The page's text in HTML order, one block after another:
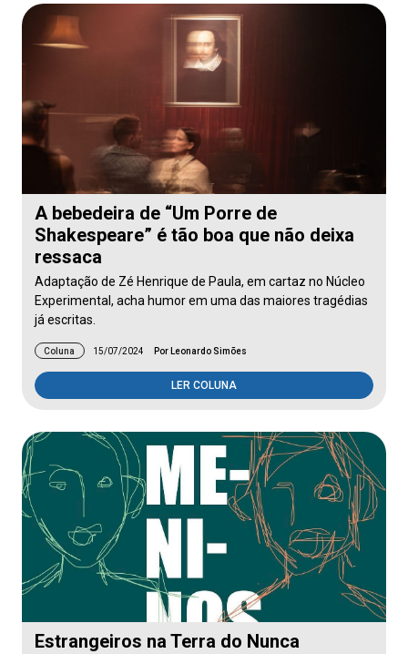
A bebedeira de “Um Porre de
Shakespeare” é tão boa que não deixa
ressaca
Adaptação de Zé Henrique de Paula, em cartaz no Núcleo
Experimental, acha humor em uma das maiores tragédias
já escritas.
Coluna 15/07/2024 Por Leonardo Simões
LER COLUNA
Estrangeiros na Terra do Nunca